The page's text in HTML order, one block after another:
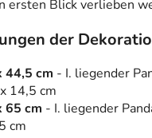
ersten Blick verlieben
der
44,5 cm - I. liegender
14,5 cm
65 cm - I. liegender
cm